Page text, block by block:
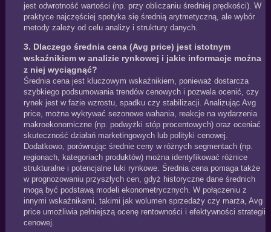
jest odwrotność wartości (np. przy obliczaniu średniej prędkości). W
praktyce najczęściej spotyka się średnią arytmetyczną, ale wybór
metody zależy od celu analizy i struktury danych.
3. Dlaczego średnia cena (Avg price) jest istotnym
wskaźnikiem w analizie rynkowej i jakie informacje można
z niej wyciągnąć?
Średnia cena jest kluczowym wskaźnikiem, ponieważ dostarcza
szybkiego podsumowania trendów cenowych i pozwala ocenić, czy
rynek jest w fazie wzrostu, spadku czy stabilizacji. Analizując Avg
price, można wykrywać sezonowe wahania, reakcje na wydarzenia
makroekonomiczne (np. podwyżki stóp procentowych) oraz oceniać
skuteczność działań marketingowych lub polityki cenowej.
Dodatkowo, porównując średnie ceny w różnych segmentach (np.
regionach, kategoriach produktów) można identyfikować różnice
strukturalne i potencjalne luki rynkowe. Średnia cena pomaga także
w prognozowaniu przyszłych cen, gdyż historyczne dane średnich
mogą być podstawą modeli ekonometrycznych. W połączeniu z
innymi wskaźnikami, takimi jak wolumen sprzedaży czy marża, Avg
price umożliwia pełniejszą ocenę rentowności i efektywności strategii
cenowej.